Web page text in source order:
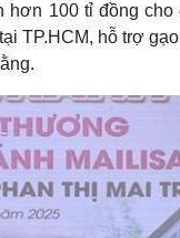
hơn 100 tỉ đồng
TP.HCM, hỗ trợ